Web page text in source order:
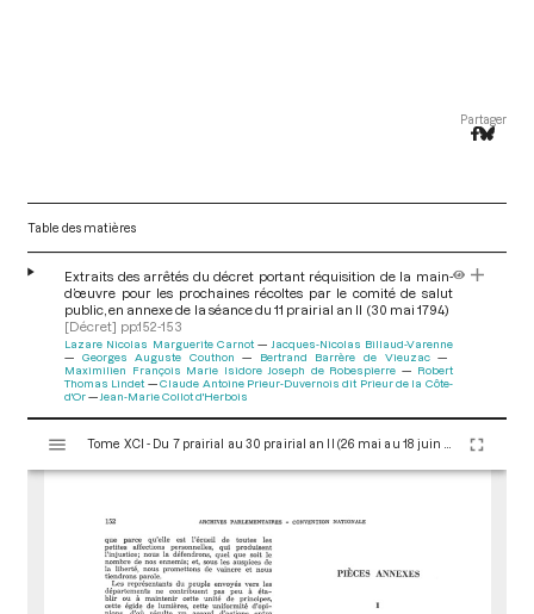
Partager
Table des matières
Extraits des arrêtés du décret portant réquisition de la main-
d’œuvre pour les prochaines récoltes par le comité de salut
public, en annexe de la séance du 11 prairial an II (30 mai 1794)
[Décret] pp.152-153
Lazare Nicolas Marguerite Carnot
Jacques-Nicolas Billaud-Varenne
Georges Auguste Couthon
Bertrand Barrère de Vieuzac
Maximilien François Marie Isidore Joseph de Robespierre
Robert
Thomas Lindet
Claude Antoine Prieur-Duvernois dit Prieur de la Côte-
d'Or
Jean-Marie Collot d'Herbois
s